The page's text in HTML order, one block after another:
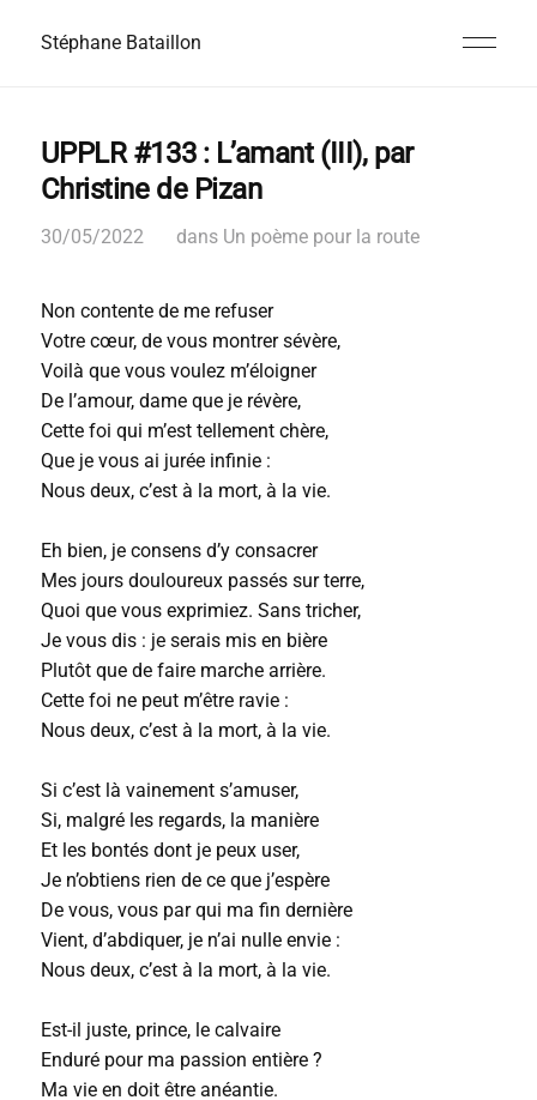
Stéphane Bataillon
UPPLR #133 : L’amant (III), par
Christine de Pizan
30/05/2022 dans Un poème pour la route
Non contente de me refuser
Votre cœur, de vous montrer sévère,
Voilà que vous voulez m’éloigner
De l’amour, dame que je révère,
Cette foi qui m’est tellement chère,
Que je vous ai jurée infinie :
Nous deux, c’est à la mort, à la vie.
Eh bien, je consens d’y consacrer
Mes jours douloureux passés sur terre,
Quoi que vous exprimiez. Sans tricher,
Je vous dis : je serais mis en bière
Plutôt que de faire marche arrière.
Cette foi ne peut m’être ravie :
Nous deux, c’est à la mort, à la vie.
Si c’est là vainement s’amuser,
Si, malgré les regards, la manière
Et les bontés dont je peux user,
Je n’obtiens rien de ce que j’espère
De vous, vous par qui ma fin dernière
Vient, d’abdiquer, je n’ai nulle envie :
Nous deux, c’est à la mort, à la vie.
Est-il juste, prince, le calvaire
Enduré pour ma passion entière ?
Ma vie en doit être anéantie.